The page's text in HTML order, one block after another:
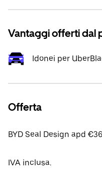
Vantaggi offerti dal
Idonei per
Offerta
BYD Seal Design apd
IVA inclusa.